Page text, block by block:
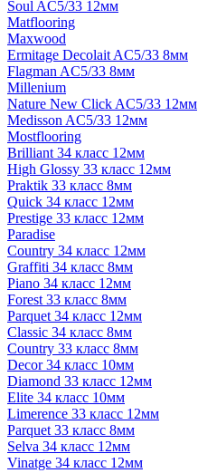
Soul AC5/33 12мм
Matflooring
Maxwood
Ermitage Decolait AC5/33 8мм
Flagman AC5/33 8мм
Millenium
Nature New Click AC5/33 12мм
Medisson AC5/33 12мм
Mostflooring
Brilliant 34 класс 12мм
High Glossy 33 класс 12мм
Praktik 33 класс 8мм
Quick 34 класс 12мм
Prestige 33 класс 12мм
Paradise
Country 34 класс 12мм
Graffiti 34 класс 8мм
Piano 34 класс 12мм
Forest 33 класс 8мм
Parquet 34 класс 12мм
Classic 34 класс 8мм
Country 33 класс 8мм
Decor 34 класс 10мм
Diamond 33 класс 12мм
Elite 34 класс 10мм
Limerence 33 класс 12мм
Parquet 33 класс 8мм
Selva 34 класс 12мм
Vinatge 34 класс 12мм